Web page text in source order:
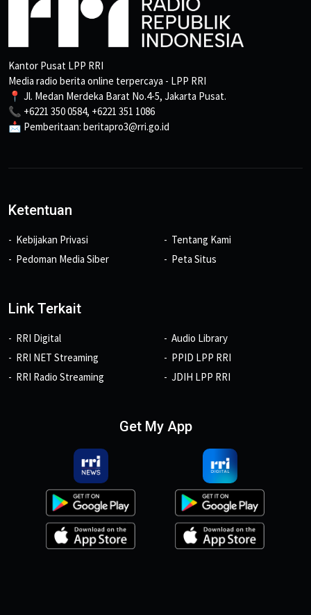
Kantor Pusat LPP RRI
Media radio berita online terpercaya - LPP RRI
📍 Jl. Medan Merdeka Barat No.4-5, Jakarta Pusat.
📞 +6221 350 0584, +6221 351 1086
📩 Pemberitaan: beritapro3@rri.go.id
Ketentuan
Kebijakan Privasi
Pedoman Media Siber
Tentang Kami
Peta Situs
Link Terkait
RRI Digital
RRI NET Streaming
RRI Radio Streaming
Audio Library
PPID LPP RRI
JDIH LPP RRI
Get My App